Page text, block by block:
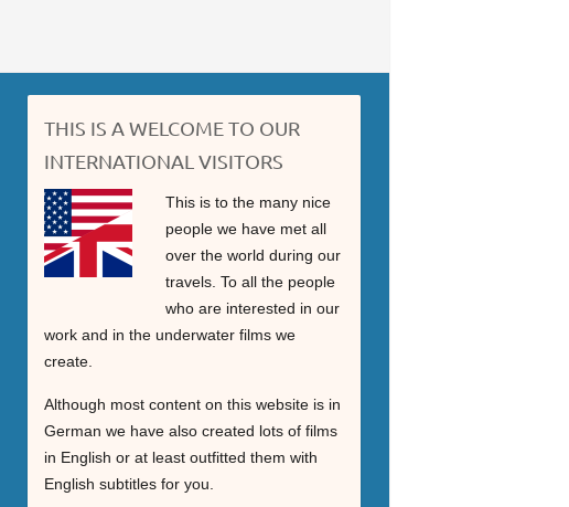
THIS IS A WELCOME TO OUR
INTERNATIONAL VISITORS
This is to the many nice
people we have met all
over the world during our
travels. To all the people
who are interested in our
work and in the underwater films we
create.
Although most content on this website is in
German we have also created lots of films
in English or at least outfitted them with
English subtitles for you.